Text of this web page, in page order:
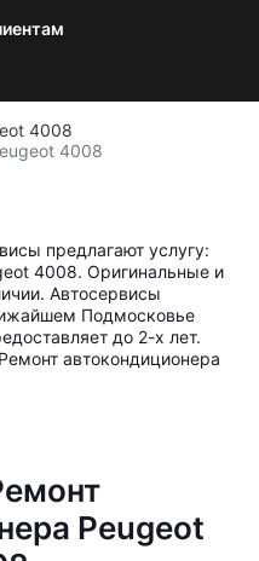
4008
4008
предлагают услугу:
4008. Оригинальные и
Автосервисы
Подмосковье
до 2-х лет.
автокондиционера
Peugeot